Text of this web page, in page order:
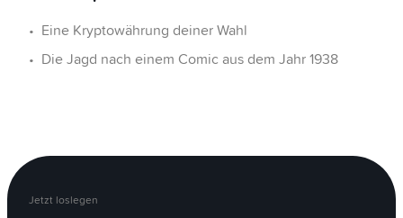
Eine Kryptowährung deiner Wahl
Die Jagd nach einem Comic aus dem Jahr 1938
Jetzt loslegen